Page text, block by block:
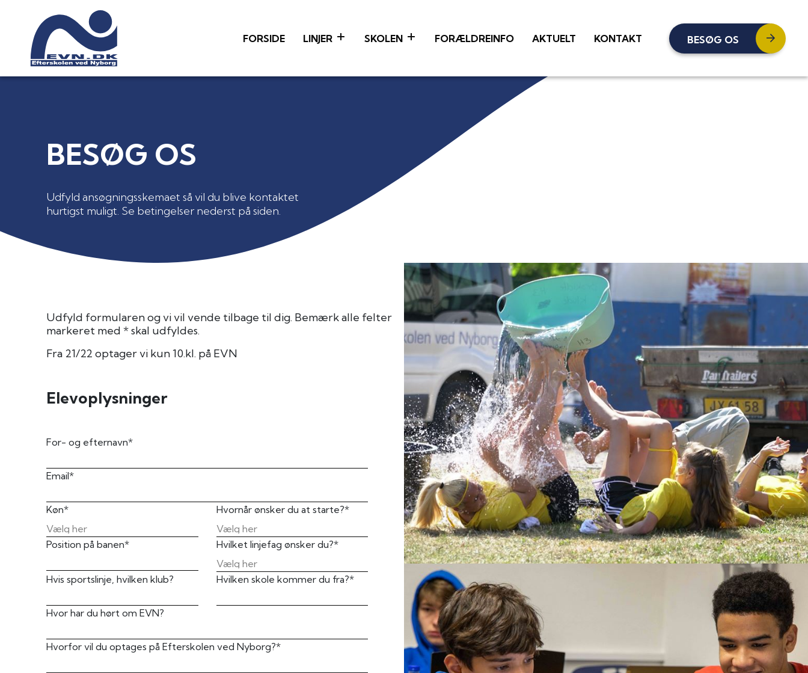
FORSIDE LINJER SKOLEN FORÆLDREINFO AKTUELT KONTAKT BESØG OS
BESØG OS
Udfyld ansøgningsskemaet så vil du blive kontaktet
hurtigst muligt. Se betingelser nederst på siden.
Udfyld formularen og vi vil vende tilbage til dig. Bemærk alle felter
markeret med * skal udfyldes.
Fra 21/22 optager vi kun 10.kl. på EVN
Elevoplysninger
For- og efternavn*
Email*
Køn* Hvornår ønsker du at starte?*
Position på banen* Hvilket linjefag ønsker du?*
Hvis sportslinje, hvilken klub? Hvilken skole kommer du fra?*
Hvor har du hørt om EVN?
Hvorfor vil du optages på Efterskolen ved Nyborg?*